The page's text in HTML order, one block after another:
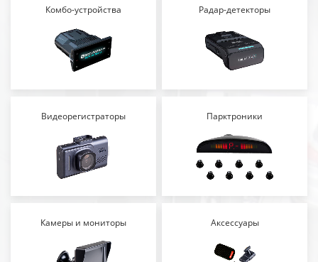
Комбо-устройства Радар-детекторы
Видеорегистраторы Парктроники
Камеры и мониторы Аксессуары